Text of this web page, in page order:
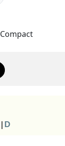
Compact
| D